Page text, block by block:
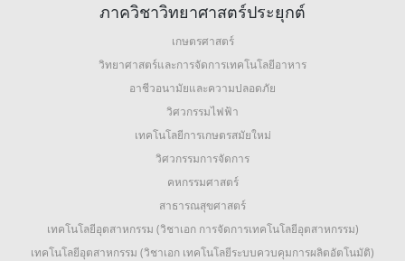
ภาควิชาวิทยาศาสตร์ประยุกต์
เกษตรศาสตร์
วิทยาศาสตร์และการจัดการเทคโนโลยีอาหาร
อาชีวอนามัยและความปลอดภัย
วิศวกรรมไฟฟ้า
เทคโนโลยีการเกษตรสมัยใหม่
วิศวกรรมการจัดการ
คหกรรมศาสตร์
สาธารณสุขศาสตร์
เทคโนโลยีอุตสาหกรรม (วิชาเอก การจัดการเทคโนโลยีอุตสาหกรรม)
เทคโนโลยีอุตสาหกรรม (วิชาเอก เทคโนโลยีระบบควบคุมการผลิตอัตโนมัติ)